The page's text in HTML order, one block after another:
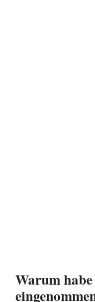
Warum